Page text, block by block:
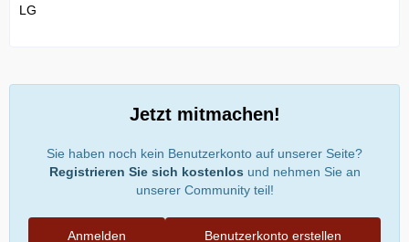
LG
Jetzt mitmachen!
Sie haben noch kein Benutzerkonto auf unserer Seite?
Registrieren Sie sich kostenlos und nehmen Sie an
unserer Community teil!
Benutzerkonto erstellen
Anmelden